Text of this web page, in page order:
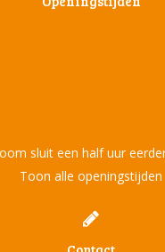
sluit een half uur
Toon alle openingstijden